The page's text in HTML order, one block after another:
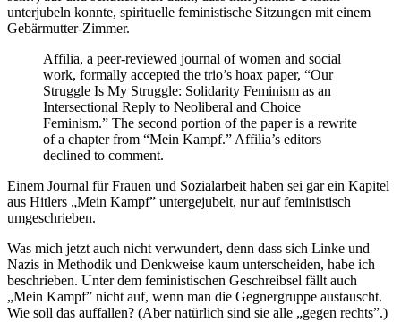
unterjubeln konnte, spirituelle feministische Sitzungen mit einem
Gebärmutter-Zimmer.
Affilia, a peer-reviewed journal of women and social
work, formally accepted the trio’s hoax paper, “Our
Struggle Is My Struggle: Solidarity Feminism as an
Intersectional Reply to Neoliberal and Choice
Feminism.” The second portion of the paper is a rewrite
of a chapter from “Mein Kampf.” Affilia’s editors
declined to comment.
Einem Journal für Frauen und Sozialarbeit haben sei gar ein Kapitel
aus Hitlers „Mein Kampf” untergejubelt, nur auf feministisch
umgeschrieben.
Was mich jetzt auch nicht verwundert, denn dass sich Linke und
Nazis in Methodik und Denkweise kaum unterscheiden, habe ich
beschrieben. Unter dem feministischen Geschreibsel fällt auch
„Mein Kampf” nicht auf, wenn man die Gegnergruppe austauscht.
Wie soll das auffallen? (Aber natürlich sind sie alle „gegen rechts”.)